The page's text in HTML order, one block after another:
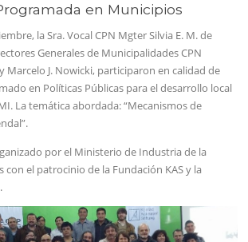
en Municipios
la Sra. Vocal CPN Mgter Silvia E. M. de
Generales de Municipalidades CPN
Marcelo J. Nowicki, participaron en calidad de
en Políticas Públicas para el desarrollo local
La temática abordada: “Mecanismos de
por el Ministerio de Industria de la
con el patrocinio de la Fundación KAS y la